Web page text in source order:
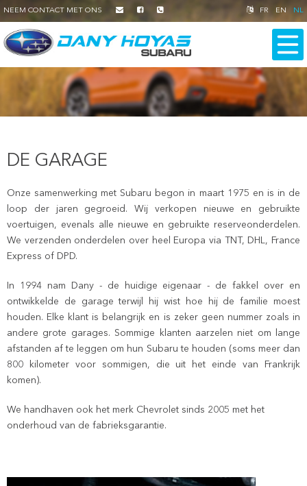
NEEM CONTACT MET ONS FR EN NL
DE GARAGE
Onze samenwerking met Subaru begon in maart 1975 en is in de
loop der jaren gegroeid. Wij verkopen nieuwe en gebruikte
voertuigen, evenals alle nieuwe en gebruikte reserveonderdelen.
We verzenden onderdelen over heel Europa via TNT, DHL, France
Express of DPD.
In 1994 nam Dany - de huidige eigenaar - de fakkel over en
ontwikkelde de garage terwijl hij wist hoe hij de familie moest
houden. Elke klant is belangrijk en is zeker geen nummer zoals in
andere grote garages. Sommige klanten aarzelen niet om lange
afstanden af te leggen om hun Subaru te houden (soms meer dan
800 kilometer voor sommigen, die uit het einde van Frankrijk
komen).
We handhaven ook het merk Chevrolet sinds 2005 met het
onderhoud van de fabrieksgarantie.